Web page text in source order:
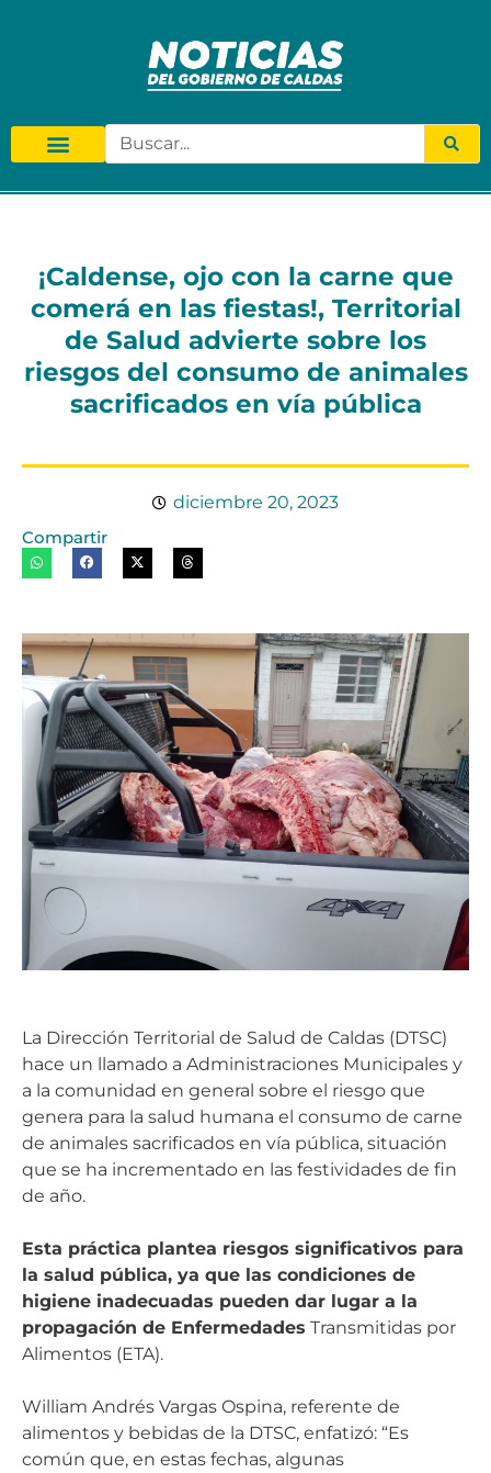
¡Caldense, ojo con la carne que
comerá en las fiestas!, Territorial
de Salud advierte sobre los
riesgos del consumo de animales
sacrificados en vía pública
diciembre 20, 2023
Compartir
La Dirección Territorial de Salud de Caldas (DTSC)
hace un llamado a Administraciones Municipales y
a la comunidad en general sobre el riesgo que
genera para la salud humana el consumo de carne
de animales sacrificados en vía pública, situación
que se ha incrementado en las festividades de fin
de año.
Esta práctica plantea riesgos significativos para
la salud pública, ya que las condiciones de
higiene inadecuadas pueden dar lugar a la
propagación de Enfermedades Transmitidas por
Alimentos (ETA).
William Andrés Vargas Ospina, referente de
alimentos y bebidas de la DTSC, enfatizó: “Es
común que, en estas fechas, algunas